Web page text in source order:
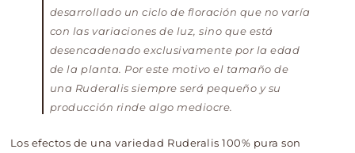
desarrollado un ciclo de floración que no varía
con las variaciones de luz, sino que está
desencadenado exclusivamente por la edad
de la planta. Por este motivo el tamaño de
una Ruderalis siempre será pequeño y su
producción rinde algo mediocre.
Los efectos de una variedad Ruderalis 100% pura son